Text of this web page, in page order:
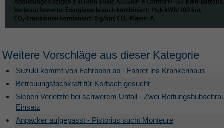
Weitere Vorschläge aus dieser Kategorie
Suzuki kommt von Fahrbahn ab - Fahrer ins Krankenhaus
Betreuungsfachkraft für Korbach gesucht
Sieben Verletzte bei schwerem Unfall - Zwei
Einsatz
Anpacker aufgepasst - Pistorius sucht Monteure